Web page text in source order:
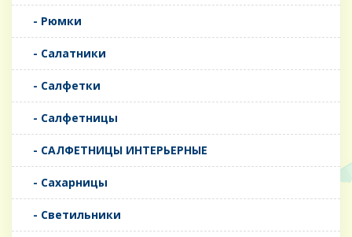
- Рюмки
- Салатники
- Салфетки
- Салфетницы
- САЛФЕТНИЦЫ ИНТЕРЬЕРНЫЕ
- Сахарницы
- Светильники